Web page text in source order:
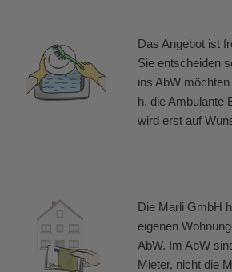
Das Angebot ist
Sie entscheiden
ins AbW
h. die Ambulante
wird erst auf
Die Marli GmbH
eigenen
AbW. Im AbW
Mieter, nicht die